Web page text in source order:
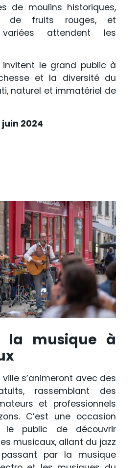
de moulins historiques,
de fruits rouges, et
attendent les
invitent le grand public à
et la diversité du
naturel et immatériel de
2024
la musique à
ville s’animeront avec des
rassemblant des
et professionnels
C’est une occasion
le public de découvrir
musicaux, allant du jazz
par la musique